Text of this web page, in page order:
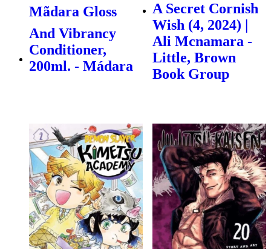
Mãdara Gloss
And Vibrancy
Conditioner,
200ml. - Mádara
A Secret Cornish
Wish (4, 2024) |
Ali Mcnamara -
Little, Brown
Book Group